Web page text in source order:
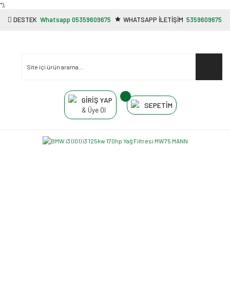
"');
DESTEK Whatsapp 05359609675 WHATSAPP İLETİŞİM 5359609675
GİRİŞ YAP
& Üye Ol
SEPETİM